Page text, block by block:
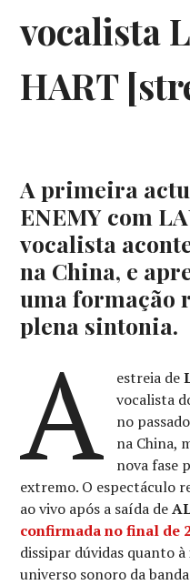
vocalista
HART
A primeira
ENEMY com
vocalista
na China, e
uma formação
plena sintonia.
A estreia de
vocalista
no
na China,
nova fase
extremo. O espectáculo
ao vivo após a saída de
confirmada no final de
dissipar dúvidas quanto
universo sonoro da banda